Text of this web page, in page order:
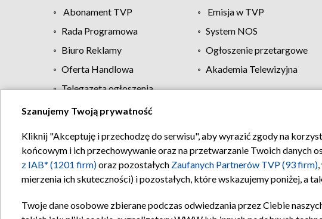
Abonament TVP Emisja w TVP
Rada Programowa
System NOS
Biuro Reklamy
Ogłoszenie przetargowe
Oferta Handlowa
Akademia Telewizyjna
Telegazeta ogłoszenia
Regulamin TVP Polityka
Szanujemy Twoją prywatność
Kliknij "Akceptuję i przechodzę do serwisu", aby wyrazić zgody na
końcowym i ich przechowywanie oraz na przetwarzanie Twoich danych
z IAB* (1201 firm)oraz pozostałych Zaufanych Partnerów TVP (93 firm)
mierzenia ich skuteczności) i pozostałych, które wskazujemy poniżej, a
Twoje dane osobowe zbierane podczas odwiedzania przez Ciebie